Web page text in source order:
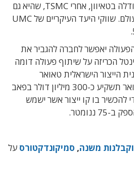
קבלנית הייצור השנייה בגודלה בטאיוון, אחרי TSMC, שהיא גם
קבלנית הייצור הגדולה בעולם. שווקי היעד העיקריים של UMC
יאפשר לחברה להגביר את
הכריזה על שיתוף פעולה דומה
הייצור הישראלית טאואר
(Tower), שבמסגרתו טאואר תשקיע כ-300 מיליון דולר בפאב
להכשיר בו קו ייצור אשר ישמש
ננומטר.
וקבלנות משנה, סמיקונדקטורס על